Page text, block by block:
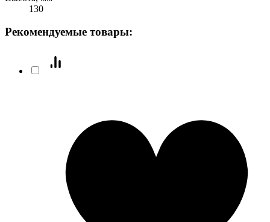
130
Рекомендуемые товары: